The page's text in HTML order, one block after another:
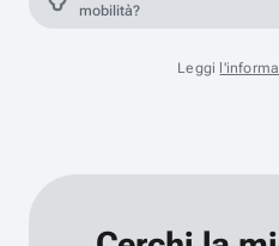
mobilità?
Leggi